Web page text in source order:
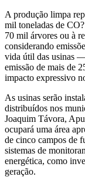
A produção limpa
mil toneladas de
70 mil árvores ou à
considerando
vida útil das usinas
emissão de mais de
impacto expressivo
As usinas serão
distribuídos nos
Joaquim Távora,
ocupará uma área
de cinco campos de
sistemas de
energética, como
geração.